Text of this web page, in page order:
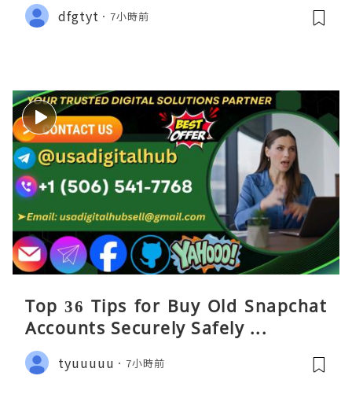
dfgtyt 7小時前
Top 36 Tips for Buy Old Snapchat
Accounts Securely Safely ...
tyuuuuu 7小時前